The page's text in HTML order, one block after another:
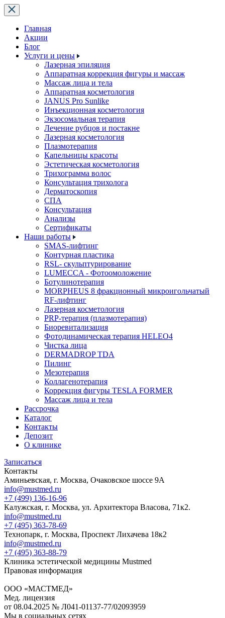
Главная
Акции
Блог
Услуги и цены
Лазерная эпиляция
Аппаратная коррекция фигуры и массаж
Массаж лица и тела
Аппаратная косметология
JANUS Pro Sunlike
Инъекционная косметология
Экзосомальная терапия
Лечение рубцов и постакне
Лазерная косметология
Плазмотерапия
Капельницы красоты
Эстетическая косметология
Трихограмма волос
Консультация трихолога
Дерматоскопия
СПА
Консультация
Анализы
Cертификаты
Наши работы
SMAS-лифтинг
Контурная пластика
RSL- скульптурирование
LUMECCA - Фотоомоложение
Ботулинотерапия
MORPHEUS 8 фракционный микроигольчатый
RF-лифтинг
Лазерная косметология
PRP-терапия (плазмотерапия)
Биоревитализация
Фотодинамическая терапия HELEO4
Чистка лица
DERMADROP TDA
Пилинг
Мезотерапия
Коллагенотерапия
Коррекция фигуры TESLA FORMER
Массаж лица и тела
Рассрочка
Каталог
Контакты
Депозит
О клинике
Записаться
Контакты
Аминьевская, г. Москва, Очаковское шоссе 9А
info@mustmed.ru
+7 (499) 136-16-96
Калужская, г. Москва, ул. Архитектора Власова, 71к2.
info@mustmed.ru
+7 (495) 363-78-69
Технопарк, г. Москва, Проспект Лихачева 18к2
info@mustmed.ru
+7 (495) 363-88-79
Клиника эстетической медицины Mustmed
Правовая информация
ООО «МАСТМЕД»
Мед. лицензия
от 08.04.2025 № Л041-01137-77/02093959
Мы в социальных сетях